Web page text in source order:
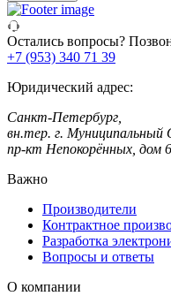
Остались вопросы?
+7 (953) 340 71 39
Юридический адрес:
Санкт-Петербург,
вн.тер. г. Муниципальный
пр-кт Непокорённых, дом
Важно
Производители
Контрактное
Разработка
Вопросы и ответы
О компании